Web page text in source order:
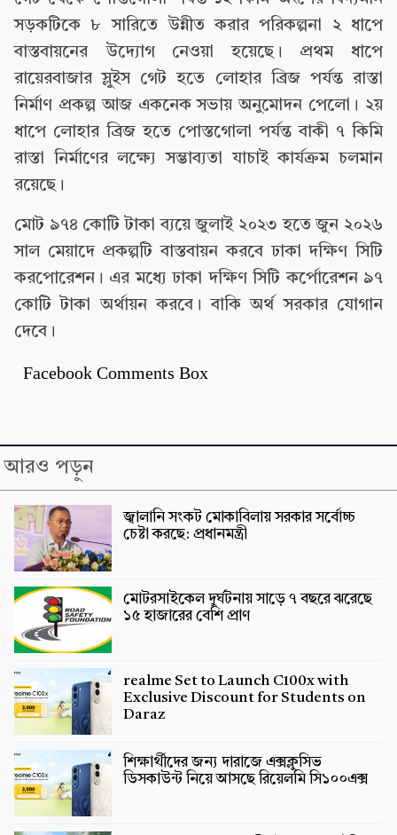
সড়কটিকে ৮ সারিতে উন্নীত করার পরিকল্পনা ২ ধাপে
বাস্তবায়নের উদ্যোগ নেওয়া হয়েছে। প্রথম ধাপে
রায়েরবাজার স্লুইস গেট হতে লোহার ব্রিজ পর্যন্ত রাস্তা
নির্মাণ প্রকল্প আজ একনেক সভায় অনুমোদন পেলো। ২য়
ধাপে লোহার ব্রিজ হতে পোস্তগোলা পর্যন্ত বাকী ৭ কিমি
রাস্তা নির্মাণের লক্ষ্যে সম্ভাব্যতা যাচাই কার্যক্রম চলমান
রয়েছে।
মোট ৯৭৪ কোটি টাকা ব্যয়ে জুলাই ২০২৩ হতে জুন ২০২৬
সাল মেয়াদে প্রকল্পটি বাস্তবায়ন করবে ঢাকা দক্ষিণ সিটি
করপোরেশন। এর মধ্যে ঢাকা দক্ষিণ সিটি কর্পোরেশন ৯৭
কোটি টাকা অর্থায়ন করবে। বাকি অর্থ সরকার যোগান
দেবে।
Facebook Comments Box
আরও পড়ুন
জ্বালানি সংকট মোকাবিলায় সরকার সর্বোচ্চ
চেষ্টা করছে: প্রধানমন্ত্রী
মোটরসাইকেল দুর্ঘটনায় সাড়ে ৭ বছরে ঝরেছে
১৫ হাজারের বেশি প্রাণ
realme Set to Launch C100x with
Exclusive Discount for Students on
Daraz
শিক্ষার্থীদের জন্য দারাজে এক্সক্লুসিভ
ডিসকাউন্ট নিয়ে আসছে রিয়েলমি সি১০০এক্স